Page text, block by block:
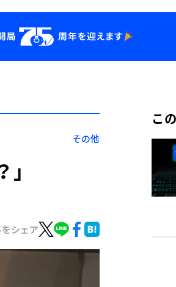
YouTube
その他
シェア
こ